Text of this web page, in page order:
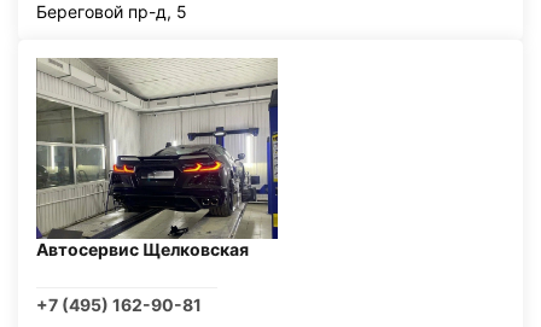
Береговой пр-д, 5
Автосервис Щелковская
+7 (495) 162-90-81